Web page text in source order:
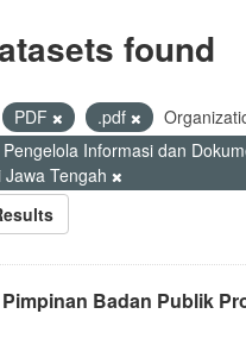
found
PDF .pdf
Informasi dan
Jawa Tengah
Badan Publik